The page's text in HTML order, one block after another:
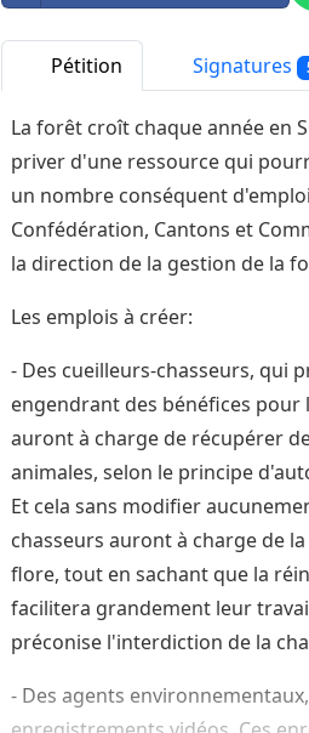
Pétition Signatures
La forêt croît chaque année en
priver d'une ressource qui
un nombre conséquent
Confédération, Cantons et
la direction de la gestion de la
Les emplois à créer:
- Des cueilleurs-chasseurs, qui
engendrant des bénéfices pour
auront à charge de récupérer
animales, selon le principe
Et cela sans modifier
chasseurs auront à charge de
flore, tout en sachant que la
facilitera grandement leur
préconise l'interdiction de la
- Des agents